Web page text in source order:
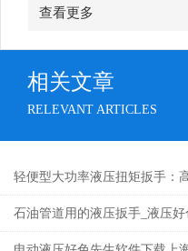
查看更多
相关文章
RELEVANT ARTICLES
轻便型大功率液压扭矩扳手：
螺栓拆装的得力助手
石油管道用的液压扳手_液压好